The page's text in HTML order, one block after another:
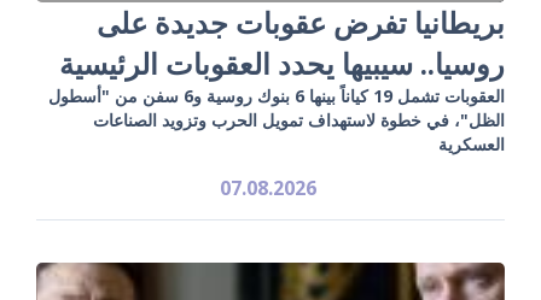
بريطانيا تفرض عقوبات جديدة على
روسيا.. سيبيها يحدد العقوبات الرئيسية
العقوبات تشمل 19 كياناً بينها 6 بنوك روسية و6 سفن من "أسطول
الظل"، في خطوة لاستهداف تمويل الحرب وتزويد الصناعات
العسكرية
07.08.2026